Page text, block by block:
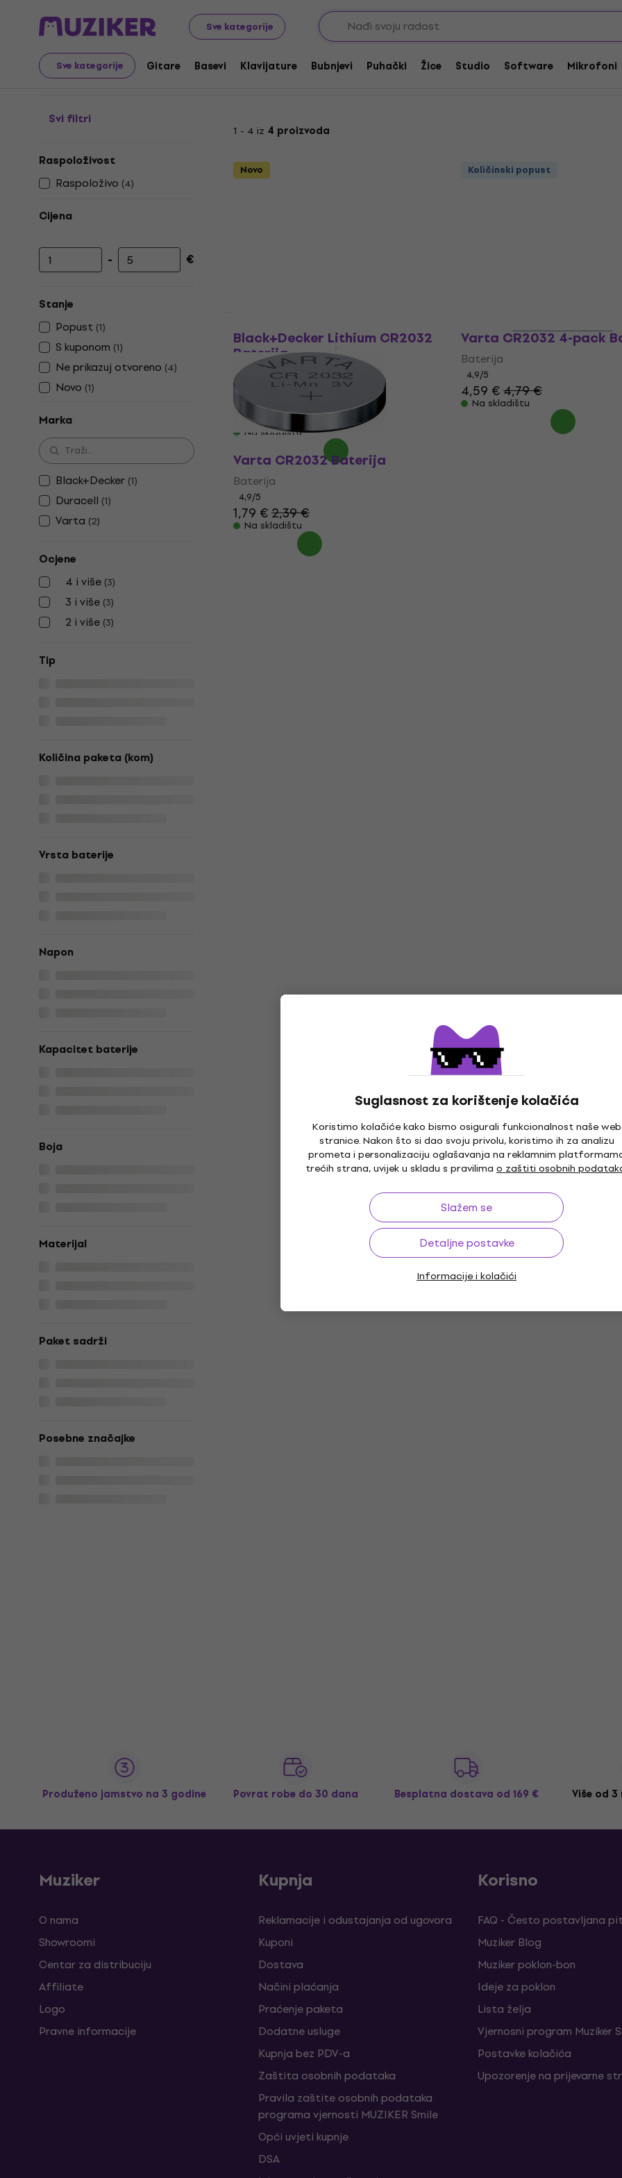
Sve kategorije
Sve kategorije Gitare Basevi Klavijature Bubnjevi Puhački Žice Studio Software Mikrofoni
Suglasnost za korištenje kolačića
Koristimo kolačiće kako bismo osigurali funkcionalnost naše web
stranice. Nakon što si dao svoju privolu, koristimo ih za analizu
prometa i personalizaciju oglašavanja na reklamnim
trećih strana, uvijek u skladu s pravilima o zaštiti osobnih
Slažem se
Detaljne postavke
Informacije i kolačići
Audio Video Tech Baterije CR2032 Baterije
CR2032 Baterije
Svi filtri
Raspoloživost
Raspoloživo (4)
Cijena
Najniža cijena
- Najviša cijena
€
Stanje
Popust (1)
S kuponom (1)
Ne prikazuj otvoreno (4)
Novo (1)
Marka
Black+Decker (1)
Duracell (1)
Varta (2)
Ocjene
4 i više (3)
3 i više (3)
2 i više (3)
Tip
Količina paketa (kom)
Vrsta baterije
Napon
Kapacitet baterije
Boja
Materijal
Paket sadrži
Posebne značajke
1 - 4 iz 4 proizvoda
Novo
Black+Decker Lithium CR2032
Baterija
Baterija
s kodomMUZMUZ-15
1,99 €
Na skladištu
Količinski popust
Varta CR2032 4-pack
Baterija
4,9/5
4,59 €4,79 €
Na skladištu
Varta CR2032 Baterija
Baterija
4,9/5
1,79 €2,39 €
Na skladištu
Produženo jamstvo na 3 godine Povrat robe do 30 dana Besplatna dostava od 169 € Više od
Muziker
O nama
Showroomi
Centar za distribuciju
Affiliate
Logo
Pravne informacije
Kupnja
Reklamacije i odustajanja od ugovora
Kuponi
Dostava
Načini plaćanja
Praćenje paketa
Dodatne usluge
Kupnja bez PDV-a
Zaštita osobnih podataka
Pravila zaštite osobnih podataka
programa vjernosti MUZIKER Smile
Opći uvjeti kupnje
DSA
Korisno
FAQ - Često postavljana
Muziker Blog
Muziker poklon-bon
Ideje za poklon
Lista želja
Vjernosni program Muziker
Postavke kolačića
Upozorenje na prijevarne